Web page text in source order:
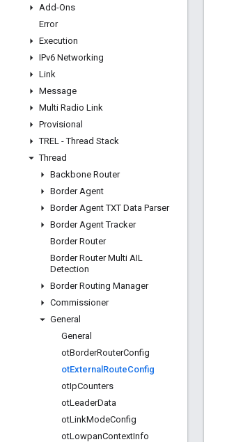
Add-Ons
Error
Execution
IPv6 Networking
Link
Message
Multi Radio Link
Provisional
TREL - Thread Stack
Thread
Backbone Router
Border Agent
Border Agent TXT Data Parser
Border Agent Tracker
Border Router
Border Router Multi AIL
Detection
Border Routing Manager
Commissioner
General
General
otBorderRouterConfig
otExternal RouteConfig
otIpCounters
otLeaderData
otLinkModeConfig
otLowpanContextInfo